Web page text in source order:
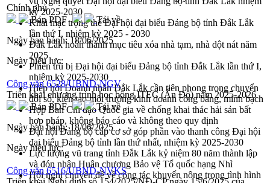
kỳ 2025-2030
Khai mạc trọng thể Đại hội đại biểu Đảng bộ tỉnh Đắk Lắk
lần thứ I, nhiệm kỳ 2025 - 2030
Đắk Lắk hoàn thành mục tiêu xóa nhà tạm, nhà dột nát năm
2025
Phiên trù bị Đại hội đại biểu Đảng bộ tỉnh Đắk Lắk lần thứ I,
nhiệm kỳ 2025-2030
Hiệp hội Doanh nhân Đắk Lắk cần tiên phong trong chuyển
đổi số, kiến tạo môi trường kinh doanh công bằng, minh bạch
Họp Ban Chỉ đạo Quốc gia về chống khai thác hải sản bất
hợp pháp, không báo cáo và không theo quy định
Đại hội Đảng bộ cấp cơ sở góp phần vào thanh công Đại hội
đại biểu Đảng bộ tỉnh lần thứ nhất, nhiệm kỳ 2025-2030
Lực lượng vũ trang tỉnh Đắk Lắk kỷ niệm 80 năm thành lập
và đón nhận Huân chương Bảo vệ Tổ quốc hạng Nhì
Hội nghị chuyên đề về công tác khuyến nông trong tình hình
Chính phủ
Bản PDF
Tải về
Ngày ban hành:18/06/2025
Ngày hiệu lực:
Công văn 6528/UBND-NGV
Triển khai chương trình học bổng ITEC (Ấn Độ) năm 2025-2026
Bản PDF
Tải về
Ngày ban hành:18/06/2025
Ngày hiệu lực:
Công văn 6516/UBND-NVKS